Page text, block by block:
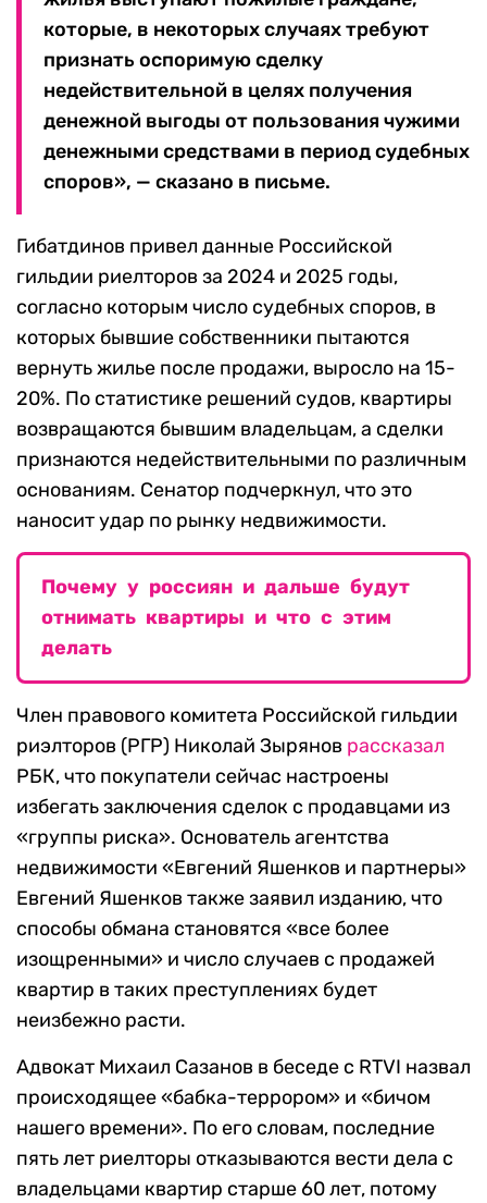
которые, в некоторых случаях требуют
признать оспоримую сделку
недействительной в целях получения
денежной выгоды от пользования чужими
денежными средствами в период судебных
споров», — сказано в письме.
Гибатдинов привел данные Российской
гильдии риелторов за 2024 и 2025 годы,
согласно которым число судебных споров, в
которых бывшие собственники пытаются
вернуть жилье после продажи, выросло на 15-
20%. По статистике решений судов, квартиры
возвращаются бывшим владельцам, а сделки
признаются недействительными по различным
основаниям. Сенатор подчеркнул, что это
наносит удар по рынку недвижимости.
Почему у россиян и дальше будут
отнимать квартиры и что с этим
делать
Член правового комитета Российской гильдии
риэлторов (РГР) Николай Зырянов рассказал
РБК, что покупатели сейчас настроены
избегать заключения сделок с продавцами из
«группы риска». Основатель агентства
недвижимости «Евгений Яшенков и партнеры»
Евгений Яшенков также заявил изданию, что
способы обмана становятся «все более
изощренными» и число случаев с продажей
квартир в таких преступлениях будет
неизбежно расти.
Адвокат Михаил Сазанов в беседе с RTVI назвал
происходящее «бабка-террором» и «бичом
нашего времени». По его словам, последние
пять лет риелторы отказываются вести дела с
владельцами квартир старше 60 лет, потому